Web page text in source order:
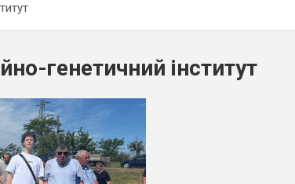
генетичний інститут